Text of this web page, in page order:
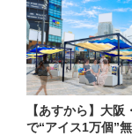
【あすから】大阪
で“アイス1万個”